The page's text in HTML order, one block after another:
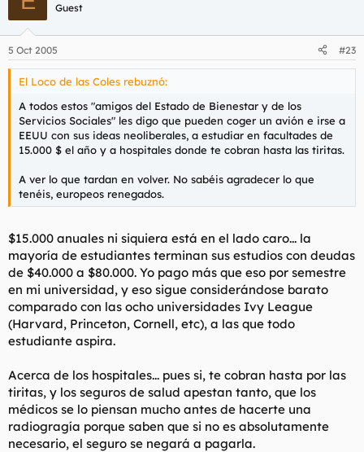
de esos estudiantes y enfermos te garantizo que les
sale barato.
los efectos más despiadados del sistema neoliberal, y
teniendo en cuenta la media de edad de este foro, ¿Quien
pensiones?.
No veo tan trágica la situación española, es el sistema
económico que tenemos por tradición, y sinceramente
pienso que no nos va tan mal.
poblacion para darnos cuenta de que este sistema de
pensiones no va a poder dar mucho mas de si.
Guest
5 Oct 2005 #23
El Loco de las Coles rebuznó:
A todos estos "amigos del Estado de Bienestar y de los
Servicios Sociales" les digo que pueden coger un avión e irse a
EEUU con sus ideas neoliberales, a estudiar en facultades de
15.000 $ el año y a hospitales donde te cobran hasta las tiritas.
A ver lo que tardan en volver. No sabéis agradecer lo que
tenéis, europeos renegados.
$15.000 anuales ni siquiera está en el lado caro... la
mayoría de estudiantes terminan sus estudios con deudas
de $40.000 a $80.000. Yo pago más que eso por semestre
en mi universidad, y eso sigue considerándose barato
comparado con las ocho universidades Ivy League
(Harvard, Princeton, Cornell, etc), a las que todo
estudiante aspira.
Acerca de los hospitales... pues si, te cobran hasta por las
tiritas, y los seguros de salud apestan tanto, que los
médicos se lo piensan mucho antes de hacerte una
radiogragía porque saben que si no es absolutamente
necesario, el seguro se negará a pagarla.